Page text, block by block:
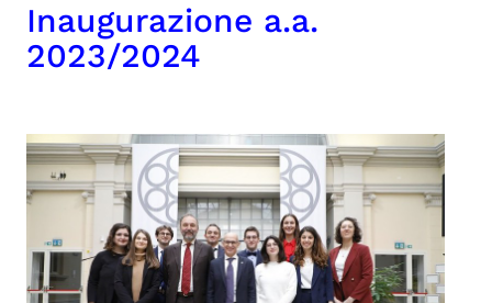
Inaugurazione a.a.
2023/2024